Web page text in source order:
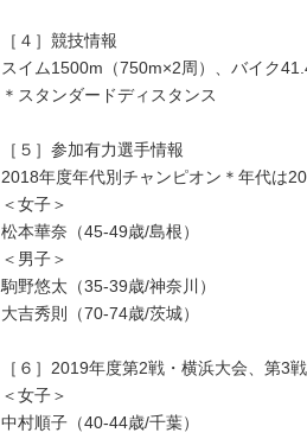
［４］競技情報
スイム1500m（750m×2周）、バイク
＊スタンダードディスタンス
［５］参加有力選手情報
2018年度年代別チャンピオン＊年代は
＜女子＞
松本華奈（45-49歳/島根）
＜男子＞
駒野悠太（35-39歳/神奈川）
大吉秀則（70-74歳/茨城）
［６］2019年度第2戦・横浜大会、第3
＜女子＞
中村順子（40-44歳/千葉）